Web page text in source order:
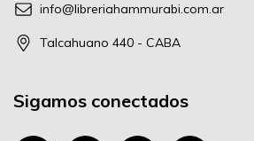
info@libreriahammurabi.com.ar
Talcahuano 440 - CABA
Sigamos conectados